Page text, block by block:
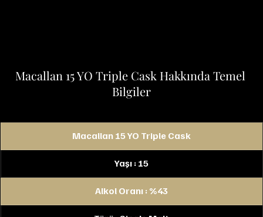
Macallan 15 YO Triple Cask Hakkında Temel
Bilgiler
Macallan 15 YO Triple Cask
Yaşı : 15
Alkol Oranı : %43